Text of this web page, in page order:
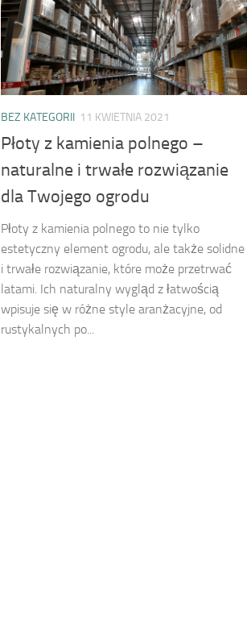
BEZ KATEGORII 11 KWIETNIA 2021
Płoty z kamienia polnego –
naturalne i trwałe rozwiązanie
dla Twojego ogrodu
Płoty z kamienia polnego to nie tylko
estetyczny element ogrodu, ale także solidne
i trwałe rozwiązanie, które może przetrwać
latami. Ich naturalny wygląd z łatwością
wpisuje się w różne style aranżacyjne, od
rustykalnych po...